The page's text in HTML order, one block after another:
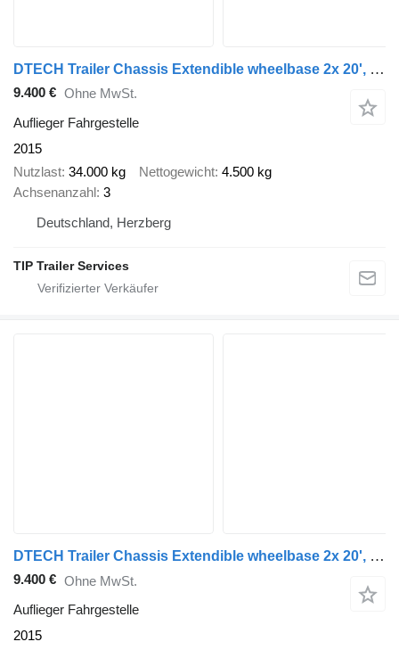
DTECH Trailer Chassis Extendible wheelbase 2x 20', 30', 40' and
9.400 € Ohne MwSt.
Auflieger Fahrgestelle
2015
Nutzlast 34.000 kg Nettogewicht 4.500 kg
Achsenanzahl 3
Deutschland, Herzberg
TIP Trailer Services
DTECH Trailer Chassis Extendible wheelbase 2x 20', 30', 40' and
9.400 € Ohne MwSt.
Auflieger Fahrgestelle
2015